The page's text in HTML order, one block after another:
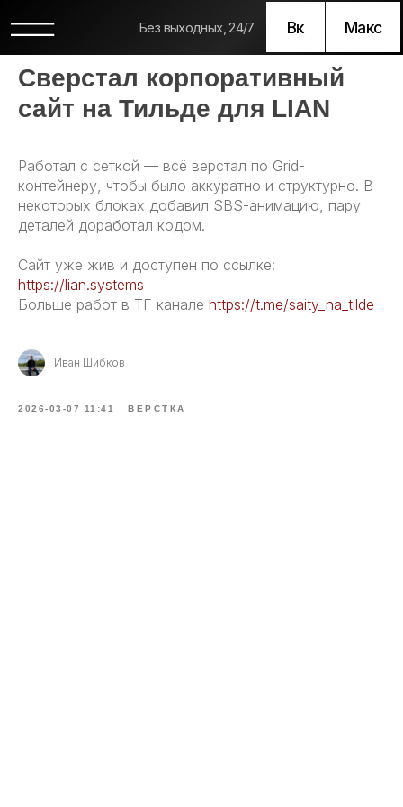
Без выходных, 24/7 Макс
Вк
Сверстал корпоративный
сайт на Тильде для LIAN
Работал с сеткой — всё верстал по Grid-
контейнеру, чтобы было аккуратно и структурно. В
некоторых блоках добавил SBS-анимацию, пару
деталей доработал кодом.
Сайт уже жив и доступен по ссылке:
https://lian.systems
Больше работ в ТГ канале https://t.me/saity_na_tilde
Иван Шибков
2026-03-07 11:41 ВЕРСТКА